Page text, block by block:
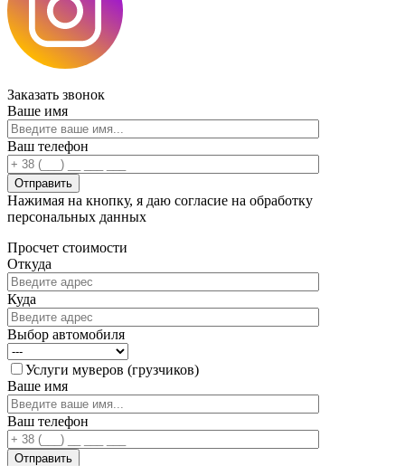
Заказать звонок
Ваше имя
Ваш телефон
Нажимая на кнопку, я даю согласие на обработку
персональных данных
Просчет стоимости
Откуда
Куда
Выбор автомобиля
Услуги муверов (грузчиков)
Ваше имя
Ваш телефон